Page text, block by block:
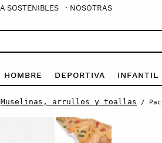
SOSTENIBLES · NOSOTRAS
HOMBRE DEPORTIVA INFANTIL
Muselinas, arrullos y toallas /